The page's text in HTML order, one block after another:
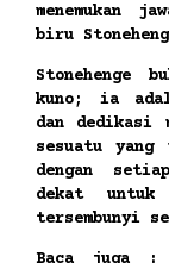
menemukan
biru
Stonehenge
kuno; ia
dan dedikasi
sesuatu yang
dengan
dekat untuk
tersembunyi